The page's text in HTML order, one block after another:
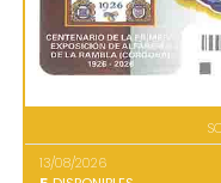
13/08/2026